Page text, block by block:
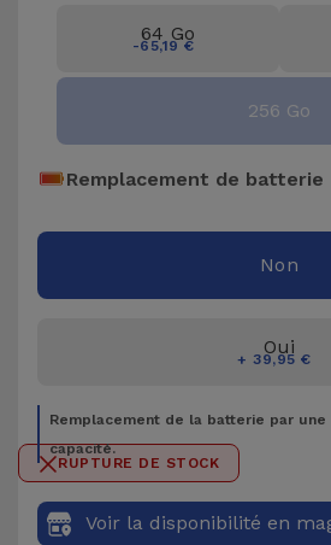
Mobilité,
Vélo
d'ordinateur
Accessoires
Kids
Voir
tout
64 Go
-65,19 €
256 Go
Remplacement de batterie
Non
Oui
+ 39,95 €
Remplacement de la batterie par une
capacité.
RUPTURE DE STOCK
Voir la disponibilité en